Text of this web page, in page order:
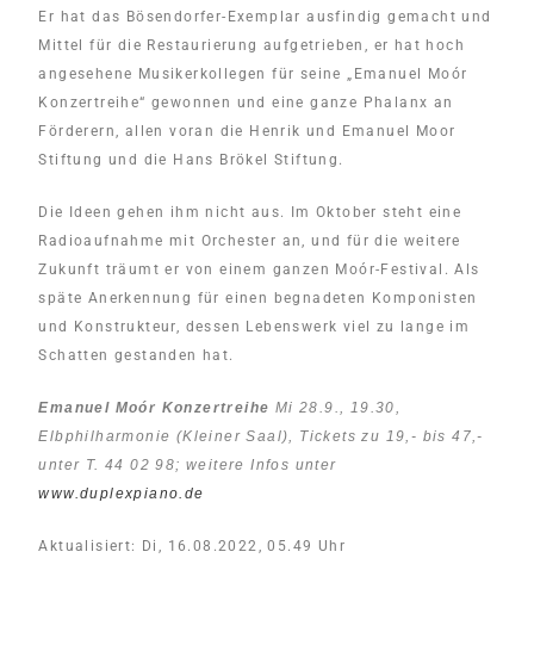
Er hat das Bösendorfer-Exemplar ausfindig gemacht und
Mittel für die Restaurierung aufgetrieben, er hat hoch
angesehene Musikerkollegen für seine „Emanuel Moór
Konzertreihe“ gewonnen und eine ganze Phalanx an
Förderern, allen voran die Henrik und Emanuel Moor
Stiftung und die Hans Brökel Stiftung.
Die Ideen gehen ihm nicht aus. Im Oktober steht eine
Radioaufnahme mit Orchester an, und für die weitere
Zukunft träumt er von einem ganzen Moór-Festival. Als
späte Anerkennung für einen begnadeten Komponisten
und Konstrukteur, dessen Lebenswerk viel zu lange im
Schatten gestanden hat.
Emanuel Moór Konzertreihe Mi 28.9., 19.30,
Elbphilharmonie (Kleiner Saal), Tickets zu 19,- bis 47,-
unter T. 44 02 98; weitere Infos unter
www.duplexpiano.de
Aktualisiert: Di, 16.08.2022, 05.49 Uhr